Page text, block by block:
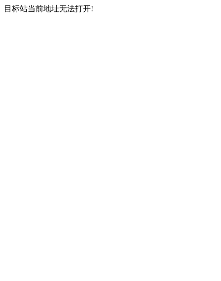
目标站当前地址无法打开!